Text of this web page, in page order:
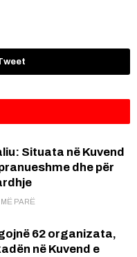
Situata në Kuvend
dhe për
PARË
62 organizata,
në Kuvend e